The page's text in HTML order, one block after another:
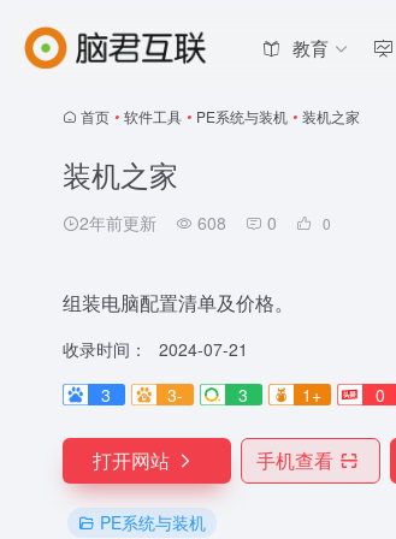
教育
首页 • 软件工具 • PE系统与装机 • 装机之家
装机之家
2年前更新 608 0 0
组装电脑配置清单及价格。
收录时间：
2024-07-21
3
3- 3 1+ 0
打开网站 手机查看
PE系统与装机